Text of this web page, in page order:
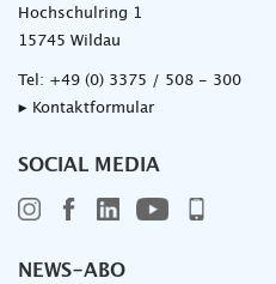
Hochschulring 1
15745 Wildau
Tel: +49 (0) 3375 / 508 - 300
▸ Kontaktformular
SOCIAL MEDIA
NEWS-ABO